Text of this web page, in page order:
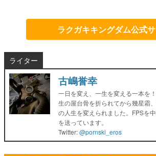
ラクガキキングダム公式
ライター
古嶋誉幸
一日を変え、一生を変える一本を
生の屋台骨を折られてから幾星霜
の人生を変えられました。FPSを
を送っています。
Twitter:@pornski_eros